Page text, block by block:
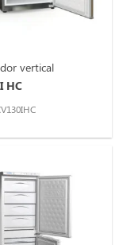
vertical
HC